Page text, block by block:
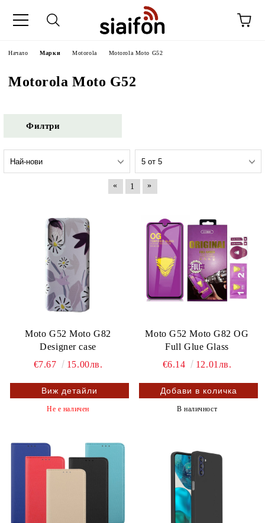
Начало Марки Motorola Motorola Moto G52
Motorola Moto G52
Филтри
« 1 »
Moto G52 Moto G82
Designer case
€7.67
15.00лв.
Виж детайли
Не е наличен
Moto G52 Moto G82 OG
Full Glue Glass
€6.14
12.01лв.
В наличност